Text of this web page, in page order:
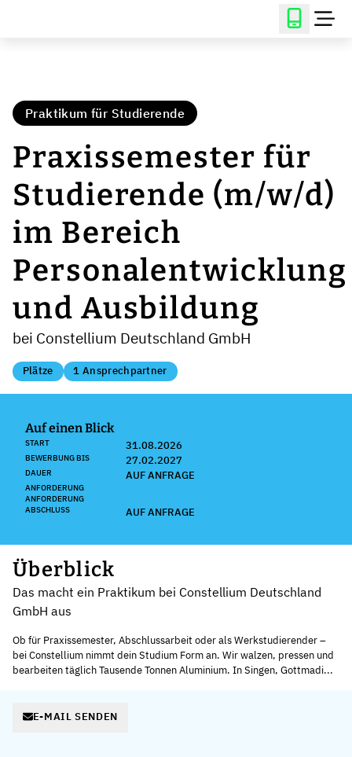
Praktikum für Studierende
Praxissemester für
Studierende (m/w/d)
im Bereich
Personalentwicklung
und Ausbildung
bei Constellium Deutschland GmbH
Plätze 1 Ansprechpartner
Auf einen Blick
START 31.08.2026
BEWERBUNG BIS 27.02.2027
DAUER AUF ANFRAGE
ANFORDERUNG
ANFORDERUNG
ABSCHLUSS
AUF ANFRAGE
Überblick
Das macht ein Praktikum bei Constellium Deutschland
GmbH aus
Ob für Praxissemester, Abschlussarbeit oder als Werkstudierender –
bei Constellium nimmt dein Studium Form an. Wir walzen, pressen und
bearbeiten täglich Tausende Tonnen Aluminium. In Singen, Gottmadi...
E-MAIL SENDEN